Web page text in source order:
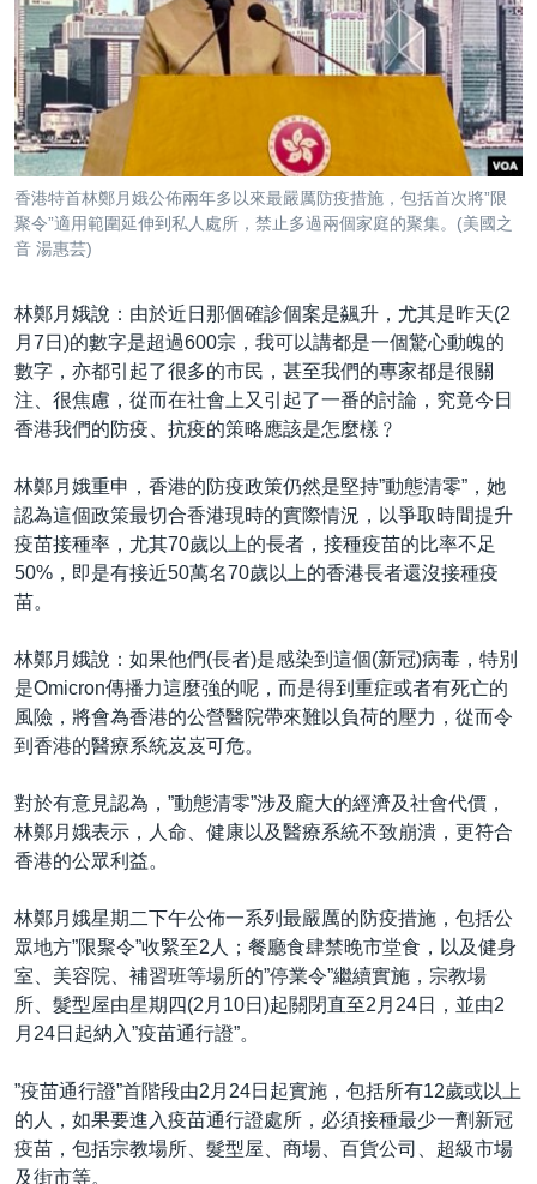
香港特首林鄭月娥公佈兩年多以來最嚴厲防疫措施，包括首次將”限
聚令”適用範圍延伸到私人處所，禁止多過兩個家庭的聚集。(美國之
音 湯惠芸)
林鄭月娥說：由於近日那個確診個案是飊升，尤其是昨天(2
月7日)的數字是超過600宗，我可以講都是一個驚心動魄的
數字，亦都引起了很多的市民，甚至我們的專家都是很關
注、很焦慮，從而在社會上又引起了一番的討論，究竟今日
香港我們的防疫、抗疫的策略應該是怎麼樣﹖
林鄭月娥重申，香港的防疫政策仍然是堅持”動態清零”，她
認為這個政策最切合香港現時的實際情況，以爭取時間提升
疫苗接種率，尤其70歲以上的長者，接種疫苗的比率不足
50%，即是有接近50萬名70歲以上的香港長者還沒接種疫
苗。
林鄭月娥說：如果他們(長者)是感染到這個(新冠)病毒，特別
是Omicron傳播力這麼強的呢，而是得到重症或者有死亡的
風險，將會為香港的公營醫院帶來難以負荷的壓力，從而令
到香港的醫療系統岌岌可危。
對於有意見認為，”動態清零”涉及龐大的經濟及社會代價，
林鄭月娥表示，人命、健康以及醫療系統不致崩潰，更符合
香港的公眾利益。
林鄭月娥星期二下午公佈一系列最嚴厲的防疫措施，包括公
眾地方”限聚令”收緊至2人；餐廳食肆禁晚市堂食，以及健身
室、美容院、補習班等場所的”停業令”繼續實施，宗教場
所、髮型屋由星期四(2月10日)起關閉直至2月24日，並由2
月24日起納入”疫苗通行證”。
”疫苗通行證”首階段由2月24日起實施，包括所有12歲或以上
的人，如果要進入疫苗通行證處所，必須接種最少一劑新冠
疫苗，包括宗教場所、髮型屋、商場、百貨公司、超級市場
及街市等。